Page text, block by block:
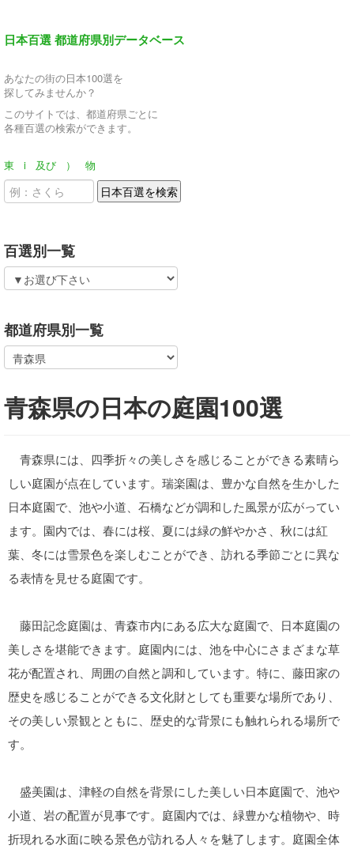
日本百選 都道府県別データベース
あなたの街の日本100選を
探してみませんか？
このサイトでは、都道府県ごとに
各種百選の検索ができます。
東 i 及び ） 物
百選別一覧
都道府県別一覧
青森県の日本の庭園100選
青森県には、四季折々の美しさを感じることができる素晴ら
しい庭園が点在しています。瑞楽園は、豊かな自然を生かした
日本庭園で、池や小道、石橋などが調和した風景が広がってい
ます。園内では、春には桜、夏には緑の鮮やかさ、秋には紅
葉、冬には雪景色を楽しむことができ、訪れる季節ごとに異な
る表情を見せる庭園です。
藤田記念庭園は、青森市内にある広大な庭園で、日本庭園の
美しさを堪能できます。庭園内には、池を中心にさまざまな草
花が配置され、周囲の自然と調和しています。特に、藤田家の
歴史を感じることができる文化財としても重要な場所であり、
その美しい景観とともに、歴史的な背景にも触れられる場所で
す。
盛美園は、津軽の自然を背景にした美しい日本庭園で、池や
小道、岩の配置が見事です。庭園内では、緑豊かな植物や、時
折現れる水面に映る景色が訪れる人々を魅了します。庭園全体